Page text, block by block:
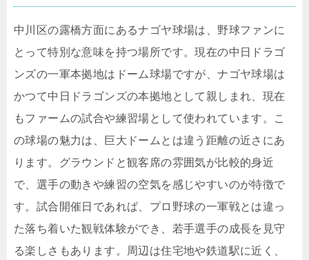
中川区の露橋方面にあるナゴヤ球場は、野球ファンに
とって特別な意味を持つ場所です。現在の中日ドラゴ
ンズの一軍本拠地はドーム球場ですが、ナゴヤ球場は
かつて中日ドラゴンズの本拠地として親しまれ、現在
もファームの試合や練習場として使われています。こ
の球場の魅力は、巨大ドームとは違う距離の近さにあ
ります。グラウンドと観客席の雰囲気が比較的身近
で、選手の動きや練習の空気を感じやすいのが特徴で
す。試合開催日であれば、プロ野球の一軍戦とは違っ
た落ち着いた観戦体験ができ、若手選手の成長を見守
る楽しさもあります。周辺は住宅地や鉄道駅に近く、